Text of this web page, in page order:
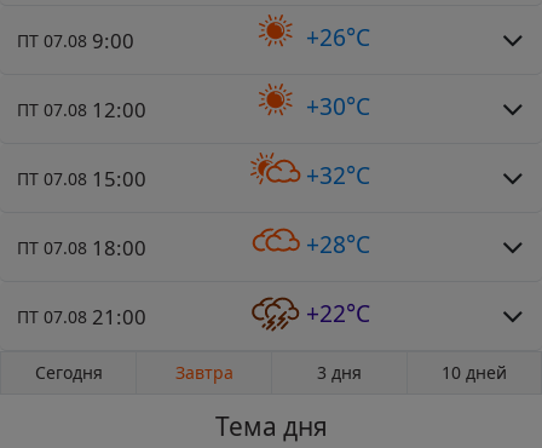
ПТ 07.08 9:00 +26°C
ПТ 07.08 12:00 +30°C
ПТ 07.08 15:00 +32°C
ПТ 07.08 18:00 +28°C
ПТ 07.08 21:00 +22°C
Сегодня Завтра 3 дня 10 дней
Тема дня